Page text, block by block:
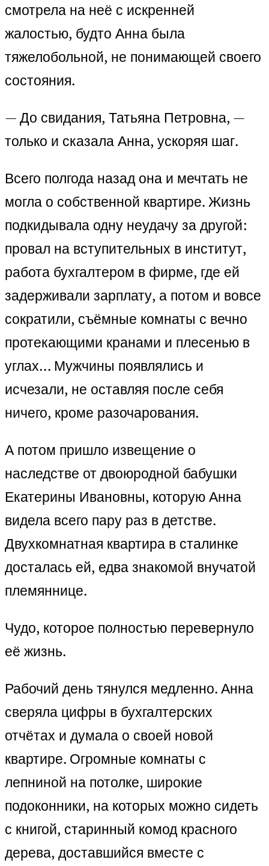
смотрела на неё с искренней
жалостью, будто Анна была
тяжелобольной, не понимающей своего
состояния.
— До свидания, Татьяна Петровна, —
только и сказала Анна, ускоряя шаг.
Всего полгода назад она и мечтать не
могла о собственной квартире. Жизнь
подкидывала одну неудачу за другой:
провал на вступительных в институт,
работа бухгалтером в фирме, где ей
задерживали зарплату, а потом и вовсе
сократили, съёмные комнаты с вечно
протекающими кранами и плесенью в
углах… Мужчины появлялись и
исчезали, не оставляя после себя
ничего, кроме разочарования.
А потом пришло извещение о
наследстве от двоюродной бабушки
Екатерины Ивановны, которую Анна
видела всего пару раз в детстве.
Двухкомнатная квартира в сталинке
досталась ей, едва знакомой внучатой
племяннице.
Чудо, которое полностью перевернуло
её жизнь.
Рабочий день тянулся медленно. Анна
сверяла цифры в бухгалтерских
отчётах и думала о своей новой
квартире. Огромные комнаты с
лепниной на потолке, широкие
подоконники, на которых можно сидеть
с книгой, старинный комод красного
дерева, доставшийся вместе с